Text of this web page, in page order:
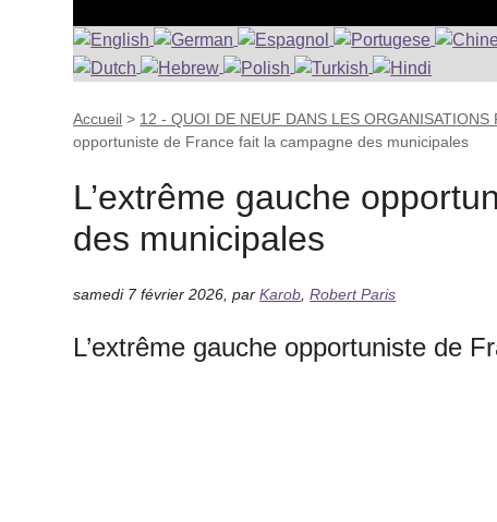
Accueil > 12 - QUOI DE NEUF DANS LES
opportuniste de France fait la campagne des municipales
L’extrême gauche
des municipales
samedi 7 février 2026 ,parKarob ,Robert Paris
L’extrême gauche opportuniste de